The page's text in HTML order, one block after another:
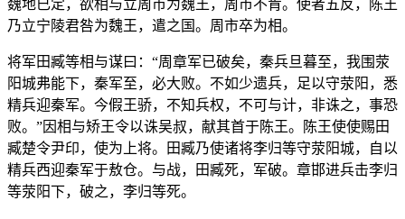
魏地已定，欲相与立周市为魏王，周市不肯。使者五反，陈王
乃立宁陵君咎为魏王，遣之国。周市卒为相。
将军田臧等相与谋曰：“周章军已破矣，秦兵旦暮至，我围荥
阳城弗能下，秦军至，必大败。不如少遗兵，足以守荥阳，悉
精兵迎秦军。今假王骄，不知兵权，不可与计，非诛之，事恐
败。”因相与矫王令以诛吴叔，献其首于陈王。陈王使使赐田
臧楚令尹印，使为上将。田臧乃使诸将李归等守荥阳城，自以
精兵西迎秦军于敖仓。与战，田臧死，军破。章邯进兵击李归
等荥阳下，破之，李归等死。